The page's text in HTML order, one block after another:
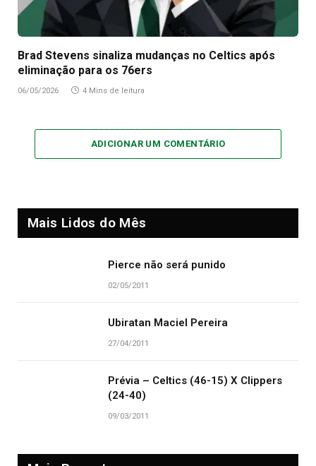
Brad Stevens sinaliza mudanças no Celtics após
eliminação para os 76ers
06/05/2026 4 Mins de leitura
ADICIONAR UM COMENTÁRIO
Mais Lidos do Mês
Pierce não será punido
02/05/2011
Ubiratan Maciel Pereira
27/04/2011
Prévia – Celtics (46-15) X Clippers
(24-40)
09/03/2011